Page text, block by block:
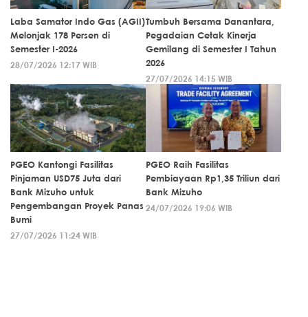
Laba Samator Indo Gas (AGII)
Melonjak 178 Persen di
Semester I-2026
28/07/2026 12:17 WIB
Tumbuh Bersama Danantara,
Pegadaian Cetak Kinerja
Gemilang di Semester I Tahun
2026
27/07/2026 14:15 WIB
PGEO Kantongi Fasilitas
Pinjaman USD75 Juta dari
Bank Mizuho untuk
Pengembangan Proyek Panas
Bumi
27/07/2026 11:24 WIB
PGEO Raih Fasilitas
Pembiayaan Rp1,35 Triliun dari
Bank Mizuho
24/07/2026 19:06 WIB